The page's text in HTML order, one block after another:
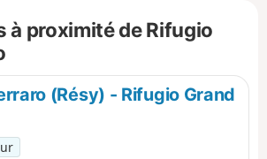
à proximité de Rifugio
(Résy) - Rifugio Grand